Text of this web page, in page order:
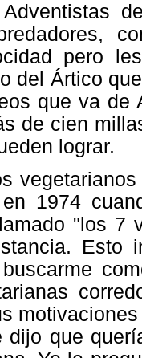
pero
del Ártico
que va de
de cien
lograr.
1974
"los 7
Esto
dijo que